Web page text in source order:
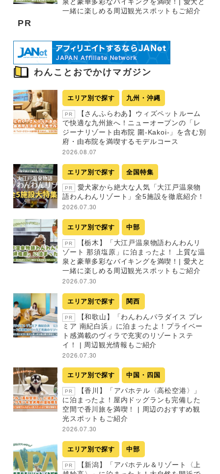
一緒に楽しめる周辺観光スポットもご紹介
PR
わんことおでかけマガジン
エリア別で探す 九州・沖縄
PR
【さんふらわあ】ウィズペットルーム
で快適な九州旅へ！ニューオープンの「レ
ジーナリゾート由布院 圍-Kakoi-」を含む別
府・由布院を満喫するモデルコース
2026.08.07
エリア別で探す 全国特集
PR
愛犬家から絶大な人気「大江戸温泉物
語わんわんリゾート」全5施設を徹底紹介！
2026.07.30
エリア別で探す 中部
PR
【栃木】「大江戸温泉物語わんわんリ
ゾート 那須塩原」に泊まったよ！ 上質な温
泉と豪華多彩なバイキングを満喫！| 愛犬と
一緒に楽しめる周辺観光スポットもご紹介
2026.07.30
エリア別で探す 関西
PR
【和歌山】「わんわんパラダイス プレ
ミア 南紀白浜」に泊まったよ！プライベー
ト感満載のヴィラで充実のリゾートステ
イ！ | 周辺観光情報もご紹介
2026.07.30
エリア別で探す 中国・四国
PR
【香川】「アパホテル〈高松空港〉」
に泊まったよ！屋内ドッグランも完備した
空間で香川旅を満喫！ | 周辺のおすすめ観
光スポットもご紹介
2026.07.30
エリア別で探す 中部
PR
【新潟】「アパホテル＆リゾート〈上